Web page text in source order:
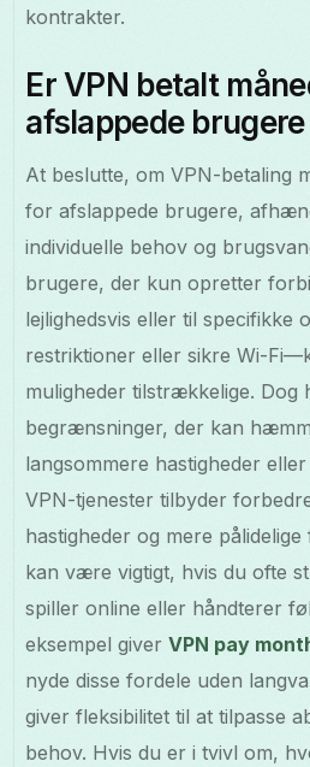
kontrakter.
Er VPN betalt
afslappede brugere
At beslutte, om VPN-betaling
for afslappede brugere,
individuelle behov og
brugere, der kun opretter
lejlighedsvis eller til specifikke
restriktioner eller sikre Wi-
muligheder tilstrækkelige. Dog
begrænsninger, der kan
langsommere hastigheder
VPN-tjenester tilbyder
hastigheder og mere
kan være vigtigt, hvis du ofte
spiller online eller håndterer
eksempel giverVPN pay
nyde disse fordele uden
giver fleksibilitet til at tilpasse
behov. Hvis du er i tvivl om,